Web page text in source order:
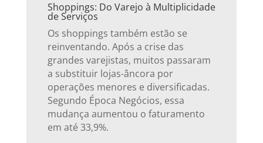
Shoppings: Do Varejo à Multiplicidade
de Serviços
Os shoppings também estão se
reinventando. Após a crise das
grandes varejistas, muitos passaram
a substituir lojas-âncora por
operações menores e diversificadas.
Segundo Época Negócios, essa
mudança aumentou o faturamento
em até 33,9%.